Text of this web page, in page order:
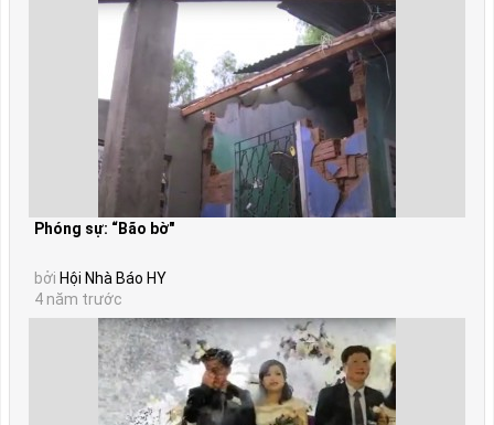
Phóng sự: “Bão bờ"
bởi Hội Nhà Báo HY
4 năm trước